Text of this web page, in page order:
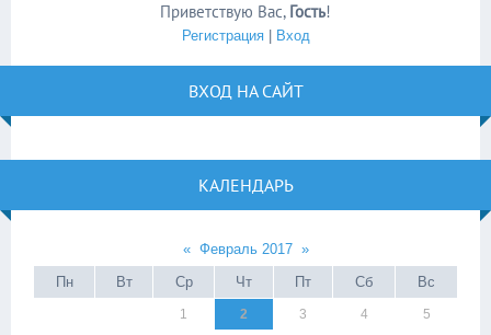
Приветствую Вас, Гость!
Регистрация| Вход
ВХОД НА САЙТ
КАЛЕНДАРЬ
« Февраль 2017 »
Пн
Вт Ср Чт Пт Сб Вс
1 2 3 4 5